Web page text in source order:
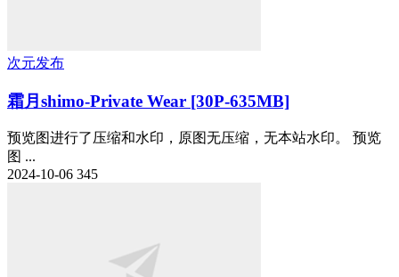
次元发布
霜月shimo-Private Wear [30P-635MB]
预览图进行了压缩和水印，原图无压缩，无本站水印。 预览
图 ...
2024-10-06 345